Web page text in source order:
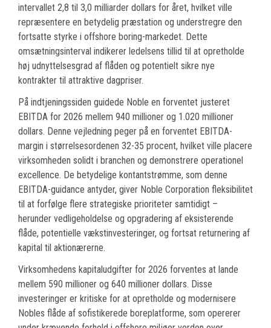
intervallet 2,8 til 3,0 milliarder dollars for året, hvilket ville
repræsentere en betydelig præstation og understregre den
fortsatte styrke i offshore boring-markedet. Dette
omsætningsinterval indikerer ledelsens tillid til at opretholde
høj udnyttelsesgrad af flåden og potentielt sikre nye
kontrakter til attraktive dagpriser.
På indtjeningssiden guidede Noble en forventet justeret
EBITDA for 2026 mellem 940 millioner og 1.020 millioner
dollars. Denne vejledning peger på en forventet EBITDA-
margin i størrelsesordenen 32-35 procent, hvilket ville placere
virksomheden solidt i branchen og demonstrere operationel
excellence. De betydelige kontantstrømme, som denne
EBITDA-guidance antyder, giver Noble Corporation fleksibilitet
til at forfølge flere strategiske prioriteter samtidigt –
herunder vedligeholdelse og opgradering af eksisterende
flåde, potentielle vækstinvesteringer, og fortsat returnering af
kapital til aktionærerne.
Virksomhedens kapitaludgifter for 2026 forventes at lande
mellem 590 millioner og 640 millioner dollars. Disse
investeringer er kritiske for at opretholde og modernisere
Nobles flåde af sofistikerede boreplatforme, som opererer